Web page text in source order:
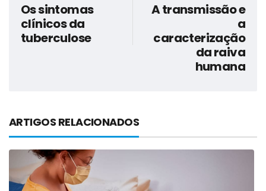
Os sintomas
clínicos da
tuberculose
A transmissão e
a
caracterização
da raiva
humana
ARTIGOS RELACIONADOS